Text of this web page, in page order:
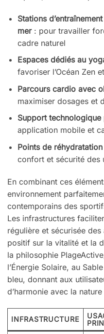
Stations
mer: pour travailler
cadre naturel
Espaces dédiés au
favoriser l’Océan Zen
Parcours cardio avec
maximiser dosages et
Support
application mobile et
Points de
confort et sécurité des
En combinant ces
environnement
contemporains des
Les infrastructures
régulière et sécurisée
positif sur la vitalité et la
la philosophie
l’Énergie Solaire, au
bleu, donnant aux
d’harmonie avec la
INFRASTRUCTURE